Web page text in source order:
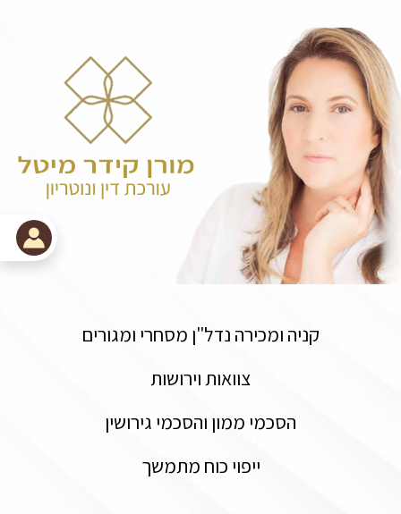
קניה ומכירה נדל"ן מסחרי ומגורים
צוואות וירושות
הסכמי ממון והסכמי גירושין
ייפוי כוח מתמשך